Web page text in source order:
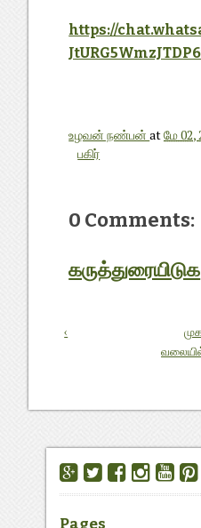
https://
உழவன் நண்பன்atமே 02,
பகிர்
0 Comments:
கருத்துரையிடுக
‹
Pages